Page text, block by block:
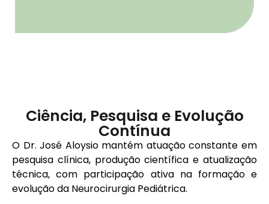
Ciência, Pesquisa e Evolução
Contínua
O Dr. José Aloysio mantém atuação constante em
pesquisa clínica, produção científica e atualização
técnica, com participação ativa na formação e
evolução da Neurocirurgia Pediátrica.